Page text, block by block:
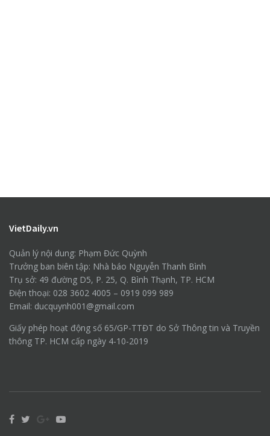
VietDaily.vn
Quản lý nội dung: Phạm Đức Quỳnh
Trưởng ban biên tập: Nhà báo Nguyễn Thanh Bình
Trụ sở: 49 đường D5, P. 25, Q. Bình Thạnh, TP. HCM
Điện thoại: 028 3602 4005 – 0919 099 989
Email: ducquynh001@gmail.com
Giấy phép hoạt động số 65/GP-TTĐT do Sở Thông tin và Truyền
thông TP. HCM cấp ngày 4-10-2019